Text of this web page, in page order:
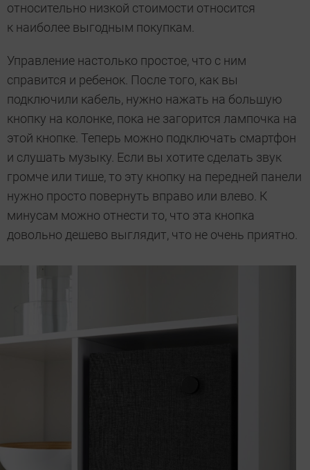
относительно низкой стоимости относится
к наиболее выгодным покупкам.
Управление настолько простое, что с ним
справится и ребенок. После того, как вы
подключили кабель, нужно нажать на большую
кнопку на колонке, пока не загорится лампочка на
этой кнопке. Теперь можно подключать смартфон
и слушать музыку. Если вы хотите сделать звук
громче или тише, то эту кнопку на передней панели
нужно просто повернуть вправо или влево. К
минусам можно отнести то, что эта кнопка
довольно дешево выглядит, что не очень приятно.